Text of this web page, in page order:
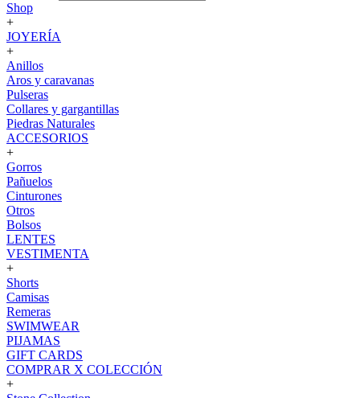
Shop
+
JOYERÍA
+
Anillos
Aros y caravanas
Pulseras
Collares y gargantillas
Piedras Naturales
ACCESORIOS
+
Gorros
Pañuelos
Cinturones
Otros
Bolsos
LENTES
VESTIMENTA
+
Shorts
Camisas
Remeras
SWIMWEAR
PIJAMAS
GIFT CARDS
COMPRAR X COLECCIÓN
+